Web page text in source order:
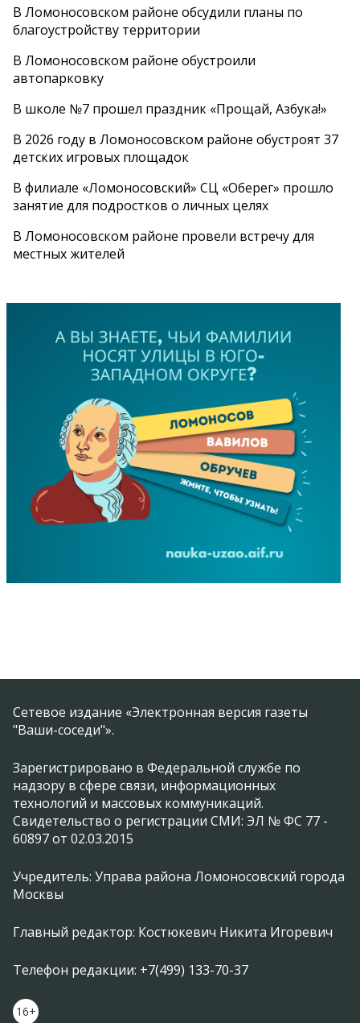
В Ломоносовском районе обсудили планы по
благоустройству территории
В Ломоносовском районе обустроили
автопарковку
В школе №7 прошел праздник «Прощай, Азбука!»
В 2026 году в Ломоносовском районе обустроят 37
детских игровых площадок
В филиале «Ломоносовский» СЦ «Оберег» прошло
занятие для подростков о личных целях
В Ломоносовском районе провели встречу для
местных жителей
Сетевое издание «Электронная версия газеты
"Ваши-соседи"».
Зарегистрировано в Федеральной службе по
надзору в сфере связи, информационных
технологий и массовых коммуникаций.
Свидетельство о регистрации СМИ: ЭЛ № ФС 77 -
60897 от 02.03.2015
Учредитель: Управа района Ломоносовский города
Москвы
Главный редактор: Костюкевич Никита Игоревич
Телефон редакции: +7(499) 133-70-37
16+